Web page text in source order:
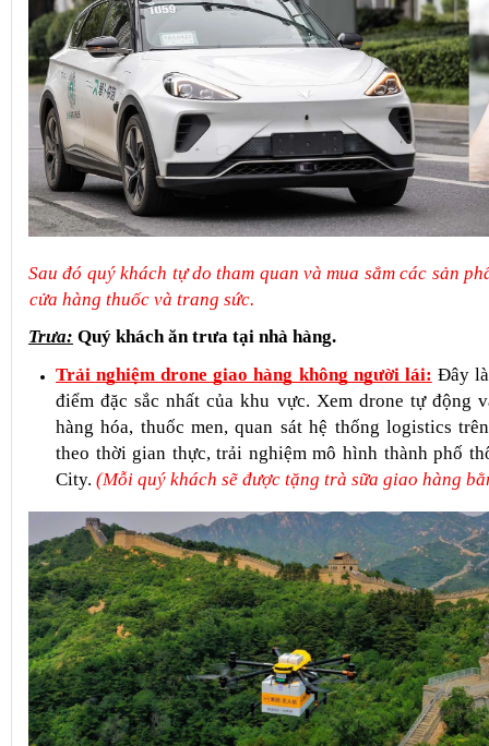
Sau đó quý khách tự do tham quan và mua sắm các sản
cửa hàng thuốc và trang sức.
Trưa: Quý khách ăn trưa tại nhà hàng.
Trải nghiệm drone giao hàng không người lái:
Đây
điểm đặc sắc nhất của khu vực. Xem drone tự động
hàng hóa, thuốc men, quan sát hệ thống logistics
theo thời gian thực, trải nghiệm mô hình thành phố
City. (Mỗi quý khách sẽ được tặng trà sữa giao hàng